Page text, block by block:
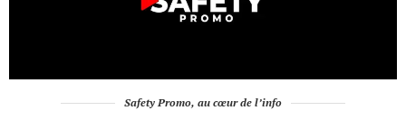
Safety Promo, au cœur de l’info